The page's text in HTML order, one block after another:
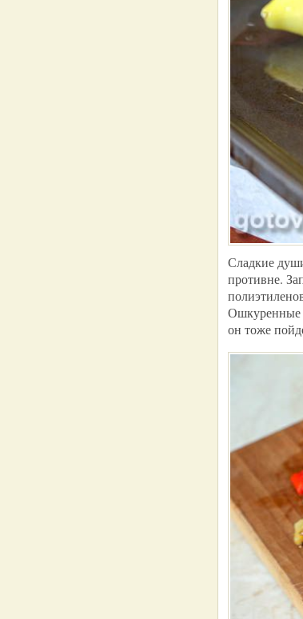
Сладкие
противне.
Ошкуренные
он тоже